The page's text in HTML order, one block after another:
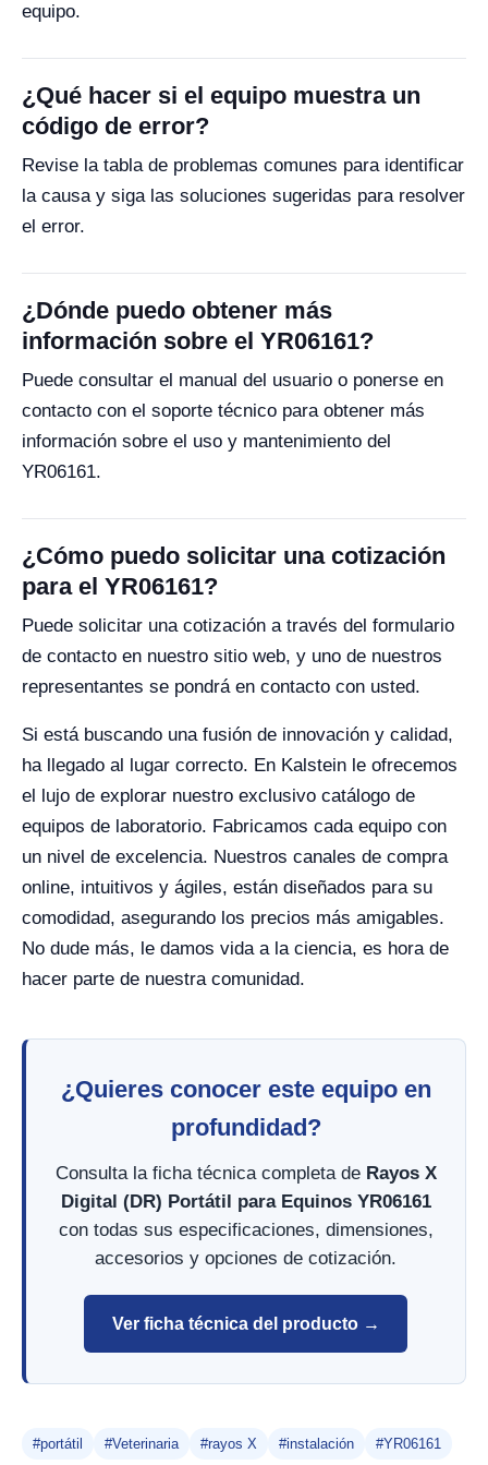
equipo.
¿Qué hacer si el equipo muestra un
código de error?
Revise la tabla de problemas comunes para identificar
la causa y siga las soluciones sugeridas para resolver
el error.
¿Dónde puedo obtener más
información sobre el YR06161?
Puede consultar el manual del usuario o ponerse en
contacto con el soporte técnico para obtener más
información sobre el uso y mantenimiento del
YR06161.
¿Cómo puedo solicitar una cotización
para el YR06161?
Puede solicitar una cotización a través del formulario
de contacto en nuestro sitio web, y uno de nuestros
representantes se pondrá en contacto con usted.
Si está buscando una fusión de innovación y calidad,
ha llegado al lugar correcto. En Kalstein le ofrecemos
el lujo de explorar nuestro exclusivo catálogo de
equipos de laboratorio. Fabricamos cada equipo con
un nivel de excelencia. Nuestros canales de compra
online, intuitivos y ágiles, están diseñados para su
comodidad, asegurando los precios más amigables.
No dude más, le damos vida a la ciencia, es hora de
hacer parte de nuestra comunidad.
¿Quieres conocer este equipo en
profundidad?
Consulta la ficha técnica completa de Rayos X
Digital (DR) Portátil para Equinos YR06161
con todas sus especificaciones, dimensiones,
accesorios y opciones de cotización.
Ver ficha técnica del producto →
#portátil #Veterinaria #rayos X #instalación #YR06161